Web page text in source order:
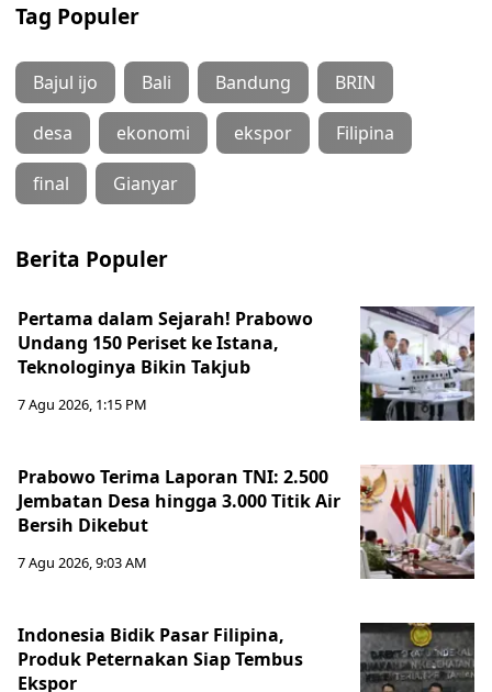
Tag Populer
Bajul ijo Bali Bandung BRIN
desa ekonomi ekspor Filipina
final Gianyar
Berita Populer
Pertama dalam Sejarah! Prabowo
Undang 150 Periset ke Istana,
Teknologinya Bikin Takjub
7 Agu 2026, 1:15 PM
Prabowo Terima Laporan TNI: 2.500
Jembatan Desa hingga 3.000 Titik Air
Bersih Dikebut
7 Agu 2026, 9:03 AM
Indonesia Bidik Pasar Filipina,
Produk Peternakan Siap Tembus
Ekspor